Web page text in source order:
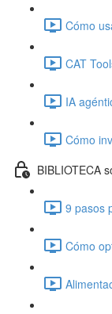
Cómo
CAT
IA
Cómo
BIBLIOTECA
9 pasos
Cómo